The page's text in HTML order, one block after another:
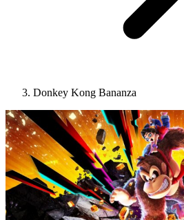
Donkey Kong Bananza